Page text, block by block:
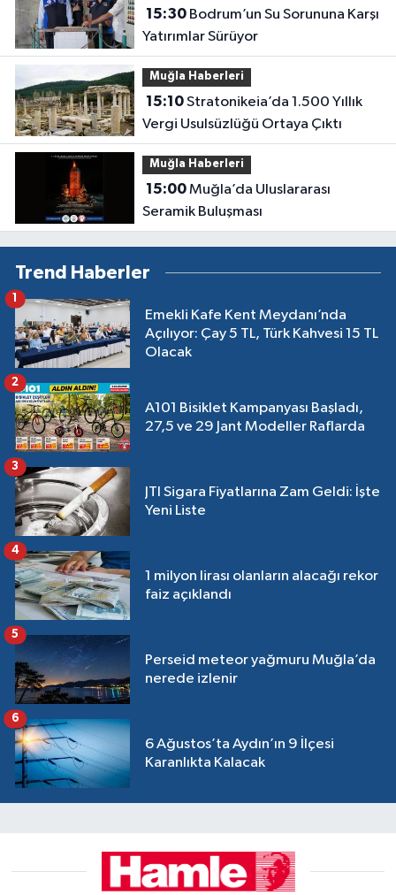
15:30Bodrum’un Su Sorununa Karşı
Yatırımlar Sürüyor
Muğla Haberleri
15:10Stratonikeia’da 1.500 Yıllık
Vergi Usulsüzlüğü Ortaya Çıktı
Muğla Haberleri
15:00Muğla’da Uluslararası
Seramik Buluşması
Trend Haberler
Emekli Kafe Kent Meydanı’nda
Açılıyor: Çay 5 TL, Türk Kahvesi 15 TL
Olacak
1
A101 Bisiklet Kampanyası Başladı,
27,5 ve 29 Jant Modeller Raflarda
2
JTI Sigara Fiyatlarına Zam Geldi: İşte
Yeni Liste
3
1 milyon lirası olanların alacağı rekor
faiz açıklandı
4
Perseid meteor yağmuru Muğla’da
nerede izlenir
5
6 Ağustos’ta Aydın’ın 9 İlçesi
Karanlıkta Kalacak
6